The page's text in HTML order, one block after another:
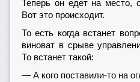
Теперь он едет на место,
Вот это происходит.
То есть когда встанет
виноват в срыве
То встанет такой:
— А кого поставили-то на